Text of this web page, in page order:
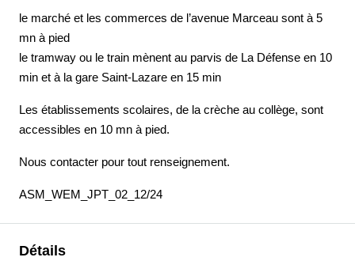
le marché et les commerces de l’avenue Marceau sont à 5
mn à pied
le tramway ou le train mènent au parvis de La Défense en 10
min et à la gare Saint-Lazare en 15 min
Les établissements scolaires, de la crèche au collège, sont
accessibles en 10 mn à pied.
Nous contacter pour tout renseignement.
ASM_WEM_JPT_02_12/24
Détails